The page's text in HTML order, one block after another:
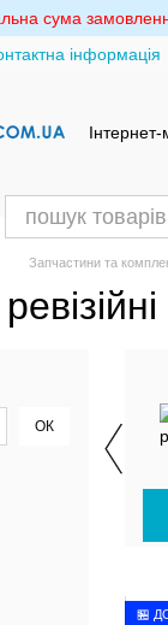
сума
інформація
Інтернет-
Запчастини та
🏪
ОК